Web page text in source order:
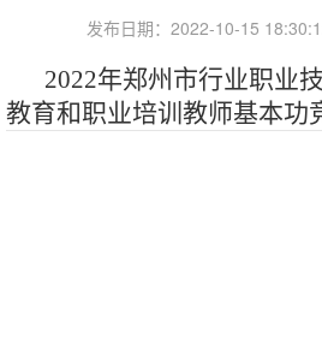
发布日期：2022-10-15
2022年郑州市行业职业
教育和职业培训教师基本功